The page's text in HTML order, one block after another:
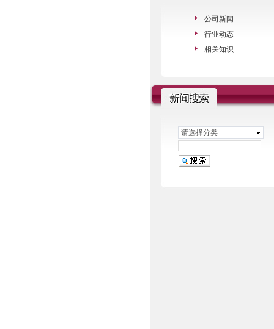
公司新闻
行业动态
相关知识
请选择分类